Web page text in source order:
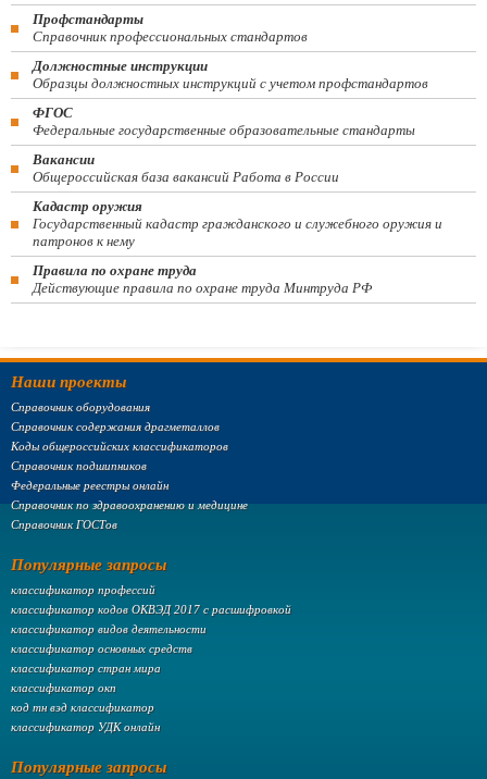
Профстандарты
Справочник профессиональных стандартов
Должностные инструкции
Образцы должностных инструкций с учетом профстандартов
ФГОС
Федеральные государственные образовательные стандарты
Вакансии
Общероссийская база вакансий Работа в России
Кадастр оружия
Государственный кадастр гражданского и служебного оружия и
патронов к нему
Правила по охране труда
Действующие правила по охране труда Минтруда РФ
Наши проекты
Справочник оборудования
Справочник содержания драгметаллов
Коды общероссийских классификаторов
Справочник подшипников
Федеральные реестры онлайн
Справочник по здравоохранению и медицине
Справочник ГОСТов
Популярные запросы
классификатор профессий
классификатор кодов ОКВЭД 2017 с расшифровкой
классификатор видов деятельности
классификатор основных средств
классификатор стран мира
классификатор окп
код тн вэд классификатор
классификатор УДК онлайн
Популярные запросы